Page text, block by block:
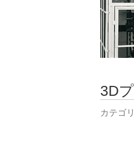
3D
カテゴ